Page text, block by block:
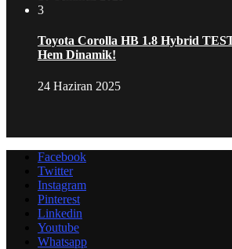
3
Toyota Corolla HB 1.8 Hybrid
Hem Dinamik!
24 Haziran 2025
Facebook
Twitter
Instagram
Pinterest
Linkedin
Youtube
Whatsapp